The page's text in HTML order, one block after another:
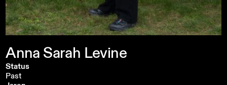
Anna Sarah Levine
Status
Past